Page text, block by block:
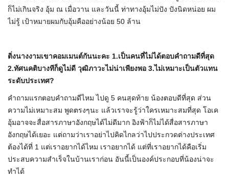
ก็ไม่เกินจริง อุ้ม ณ เมื่อวาน และวันนี้ ท่าทางอุ้มไม่ปัง ปังนิดหน่อย ผม
ไม่รู้ เป้าหมายผมกับอุ้มคืออย่างน้อย 50 ล้าน
ติ่งนางงามเขาคอมเมนต์กันนะคะ 1.เป็นคนที่ไม่ได้ตอบคำถามดีที่สุด
2.ทัศนคติบางทีก็ดูไม่ดี วุฒิภาวะไม่น่าเพียงพอ 3.ไม่เหมาะเป็นตัวแทน
ระดับประเทศ?
คำถามแรกตอบคำถามดีไหม ไปดู 5 คนสุดท้าย น้องตอบดีที่สุด ส่วน
ความไม่เหมาะสม พูดตรงๆนะ แล้วเราจะรู้ว่าใครเหมาะสมที่สุด โอเค
อุ้มอาจจะสื่อสารภาษาอังกฤษได้ไม่ดีมาก อิงฟ้าก็ไม่ได้สื่อสารภาษา
อังกฤษได้เยอะ แต่ถามว่าเราอย่าไปคิดไกลว่าไปประกวดต่างประเทศ
ต้องได้ที่ 1 แต่เราอยากได้ไหม เราอยากได้ แต่ที่เราอยากได้คือเริ่ม
ประสบความสำเร็จในบ้านเราก่อน อันนี้เป็นองค์ประกอบที่น้องน่าจะ
ทำได้